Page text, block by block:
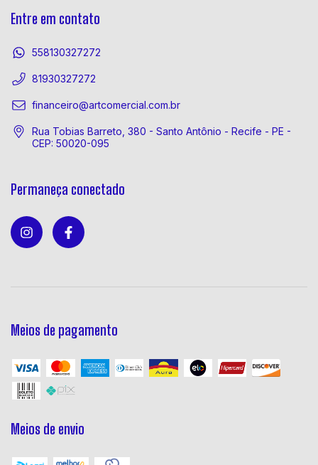
Entre em contato
558130327272
81930327272
financeiro@artcomercial.com.br
Rua Tobias Barreto, 380 - Santo Antônio - Recife - PE -
CEP: 50020-095
Permaneça conectado
Meios de pagamento
Meios de envio